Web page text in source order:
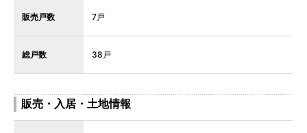
販売戸数 7戸
総戸数 38戸
販売・入居・土地情報